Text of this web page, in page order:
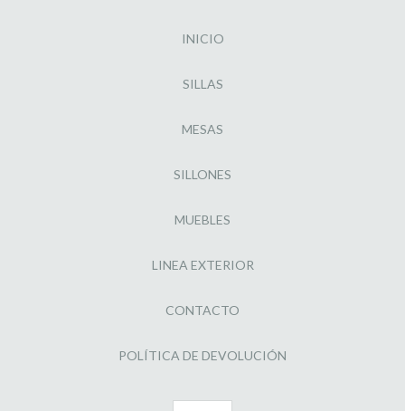
INICIO
SILLAS
MESAS
SILLONES
MUEBLES
LINEA EXTERIOR
CONTACTO
POLÍTICA DE DEVOLUCIÓN